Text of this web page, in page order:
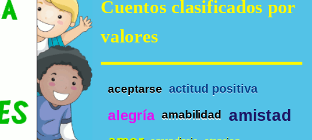
Cuentos clasificados por
valores
aceptarse actitud positiva
alegría amabilidad amistad